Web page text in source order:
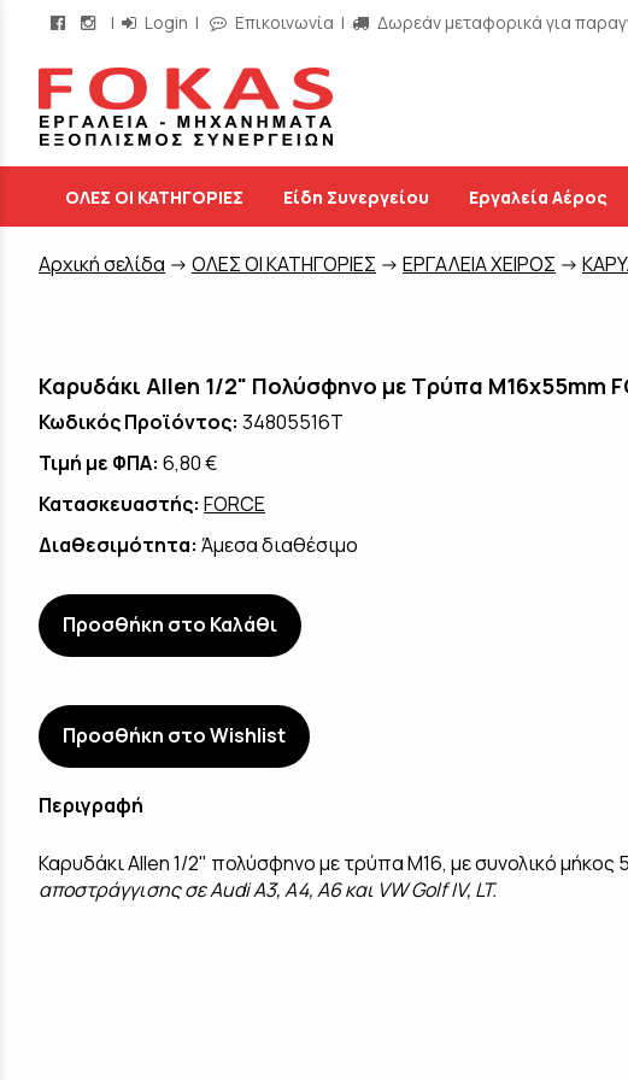
| Login | Επικοινωνία | Δωρεάν μεταφορικά για
/
ΟΛΕΣ ΟΙ ΚΑΤΗΓΟΡΙΕΣ Είδη Συνεργείου Εργαλεία Αέρος
Aρχική σελίδα -> ΟΛΕΣ ΟΙ ΚΑΤΗΓΟΡΙΕΣ -> ΕΡΓΑΛΕΙΑ ΧΕΙΡΟΣ ->
Καρυδάκι Allen 1/2" Πολύσφηνο με Τρύπα M16x55mm
Κωδικός Προϊόντος: 34805516T
Τιμή με ΦΠΑ: 6,80 €
Κατασκευαστής: FORCE
Διαθεσιμότητα: Άμεσα διαθέσιμο
Προσθήκη στο Καλάθι
Προσθήκη στο Wishlist
Περιγραφή
Καρυδάκι Allen 1/2" πολύσφηνο με τρύπα M16, με συνολικό μήκος
αποστράγγισης σε Audi A3, A4, A6 και VW Golf IV, LT.